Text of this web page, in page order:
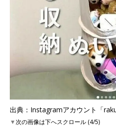
出典：Instagramアカウント「
▼次の画像は下へスクロール (4/5)